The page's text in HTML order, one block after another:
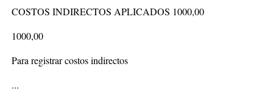
COSTOS INDIRECTOS APLICADOS 1000,00
1000,00
Para registrar costos indirectos
...